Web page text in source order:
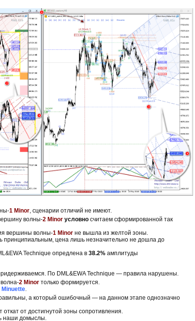
1 Minor , сценарии отличий не имеют.
волны-2 Minor условно считаем сформированной так
вершины волны-1 Minor не вышла из желтой зоны.
принципиальным, цена лишь незначительно не дошла до
Technique опредлена в 38.2% амплитуды
По DML&EWA Technique — правила нарушены.
2 Minor только формируется.
Minuette
а который ошибочный — на данном этапе однозначно
от достигнутой зоны сопротивления.
наши домыслы.